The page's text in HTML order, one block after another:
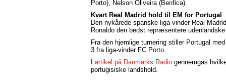
Porto), Nelson Oliveira (Benfica).
Kvart Real Madrid hold til EM for Portugal
Den nykårede spanske liga-vinder Real
Ronaldo den bedst repræsentere
Fra den hjemlige turnering stiller Portugal
3 fra liga-vinder FC Porto.
artikel på Danmarks Radio gennemgås
portugisiske landshold.